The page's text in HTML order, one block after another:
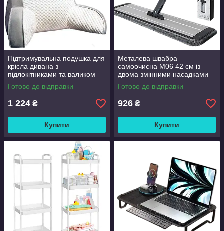
Підтримувальна подушка для
крісла дивана з
підлокітниками та валиком
Good Lucky
Готово до відправки
1 224 ₴
Купити
Металева швабра
самоочисна M06 42 см із
двома змінними насадками
Готово до відправки
926 ₴
Купити